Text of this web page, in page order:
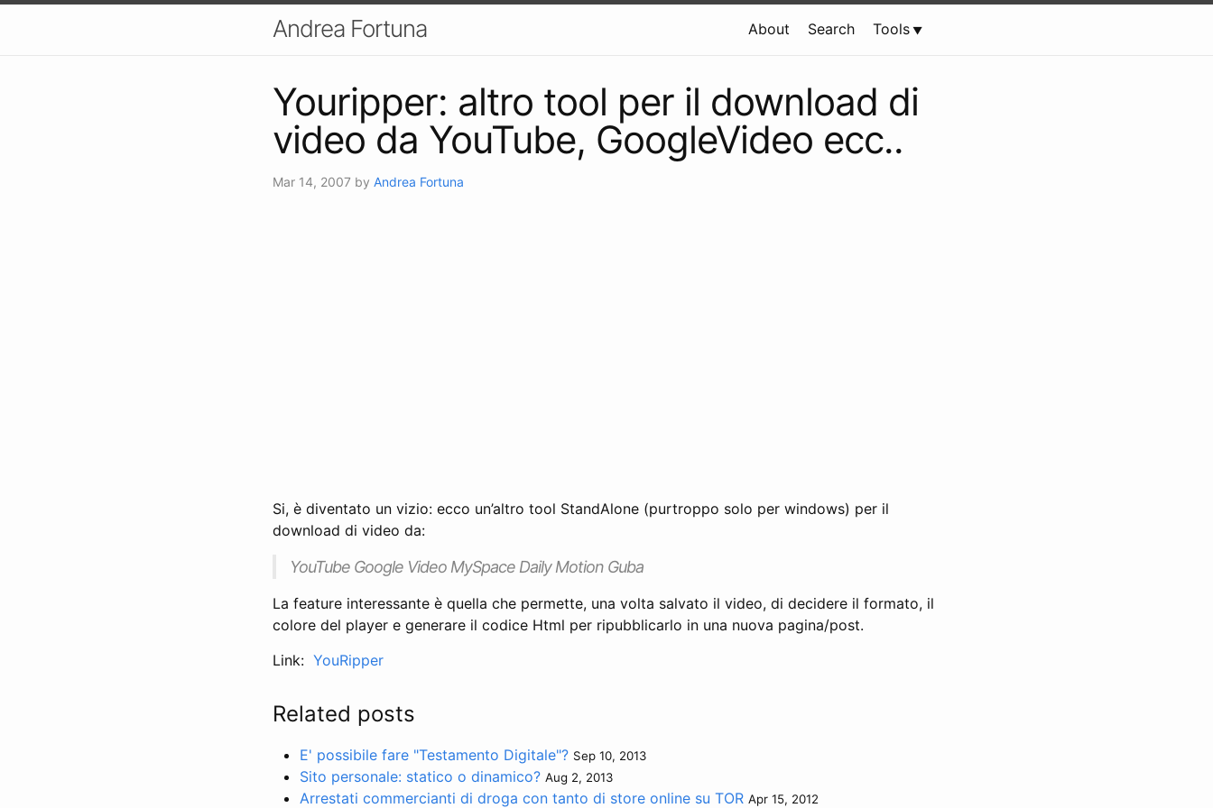
Andrea Fortuna About Search Tools
Youripper: altro tool per il download di
video da YouTube, GoogleVideo ecc..
Mar 14, 2007 by Andrea Fortuna
Si, è diventato un vizio: ecco un’altro tool StandAlone (purtroppo solo per windows) per il
download di video da:
YouTube Google Video MySpace Daily Motion Guba
La feature interessante è quella che permette, una volta salvato il video, di decidere il formato, il
colore del player e generare il codice Html per ripubblicarlo in una nuova pagina/post.
Link: YouRipper
Related posts
E' possibile fare "Testamento Digitale"? Sep 10, 2013
Sito personale: statico o dinamico? Aug 2, 2013
Arrestati commercianti di droga con tanto di store online su TOR Apr 15, 2012